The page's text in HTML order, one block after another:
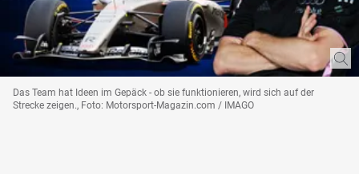
Das Team hat Ideen im Gepäck - ob sie funktionieren, wird sich auf der
Strecke zeigen., Foto: Motorsport-Magazin.com / IMAGO